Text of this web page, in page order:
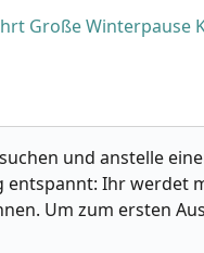
Große Winterpause
und anstelle
entspannt: Ihr werdet
Um zum ersten